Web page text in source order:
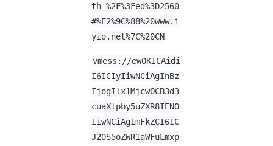
th=%2F%3Fed%3D2560
#%E2%9C%88%20www.i
yio.net%7C%20CN
vmess://ew0KICAidi
I6ICIyIiwNCiAgInBz
IjogIlx1MjcwOCB3d3
cuaXlpby5uZXR8IENO
IiwNCiAgImFkZCI6IC
J2OS5oZWR1aWFuLmxp